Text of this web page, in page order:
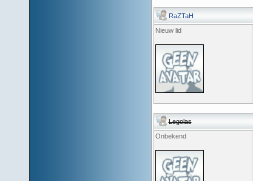
RaZTaH
Nieuw lid
Legolas
Onbekend